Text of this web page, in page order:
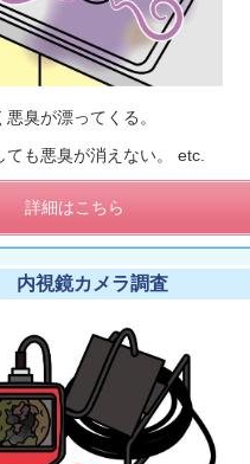
臭が漂ってくる。
も悪臭が消えない。 etc.
詳細はこちら
内視鏡カメラ調査